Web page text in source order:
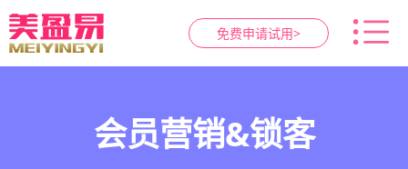
免费申请试用>
智慧养生馆管理系统
会员营销&锁客
预约与工位管理
健康档案与效果追踪